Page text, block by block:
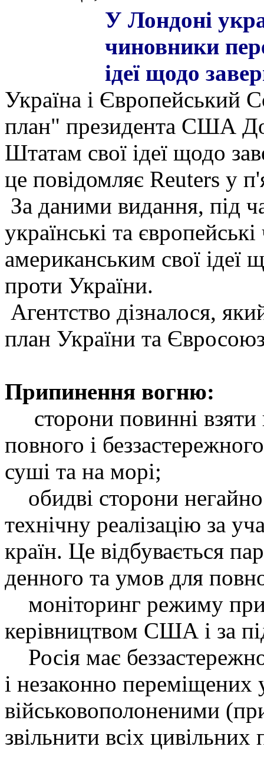
У Лондоні
чиновники
ідеї щодо
Україна і Європейський
план" президента США
Штатам свої ідеї щодо
це повідомляє Reuters у
За даними видання, під
українські та
американським свої ідеї
проти України.
Агентство дізналося,
план України та
Припинення вогню:
сторони повинні взяти
повного і
суші та на морі;
обидві сторони
технічну реалізацію за
країн. Це відбувається
денного та умов для
моніторинг режиму
керівництвом США і за
Росія має
і незаконно переміщених
військовополоненими
звільнити всіх